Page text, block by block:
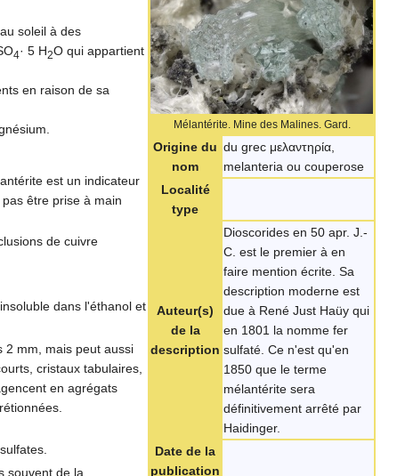
Mélantérite. Mine des Malines. Gard.
Origine du
nom
du grec μελαντηρία,
melanteria ou couperose
Localité
type
Auteur(s)
de la
description
Dioscorides en 50 apr. J.-
C. est le premier à en
faire mention écrite. Sa
description moderne est
due à René Just Haüy qui
en 1801 la nomme fer
sulfaté. Ce n'est qu'en
1850 que le terme
mélantérite sera
définitivement arrêté par
Haidinger.
Date de la
publication
soleil à des
4· 5 H2O qui appartient
en raison de sa
est un indicateur
être prise à main
de cuivre
dans l'éthanol et
2 mm, mais peut aussi
cristaux tabulaires,
en agrégats
souvent de la